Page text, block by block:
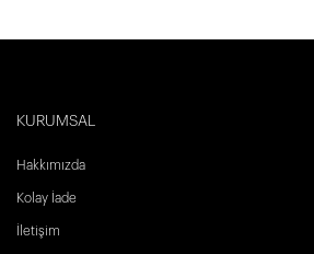
KURUMSAL
Hakkımızda
Kolay İade
İletişim